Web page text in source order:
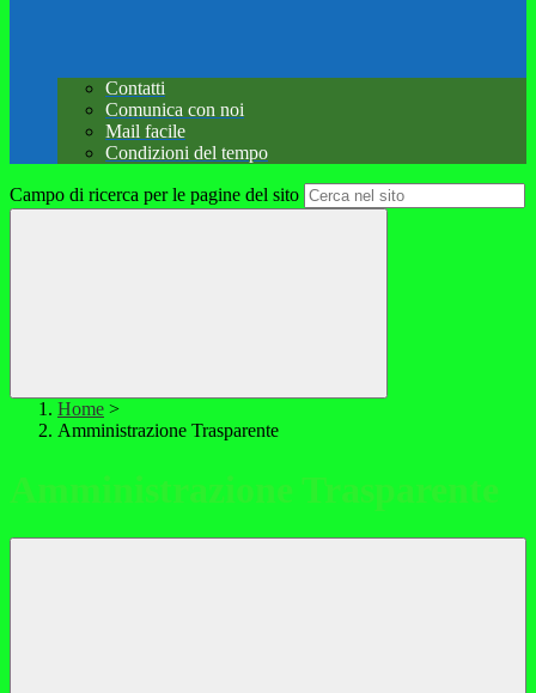
Contatti
Comunica con noi
Mail facile
Condizioni del tempo
Campo di ricerca per le pagine del sito
Home >
Amministrazione Trasparente
Amministrazione Trasparente